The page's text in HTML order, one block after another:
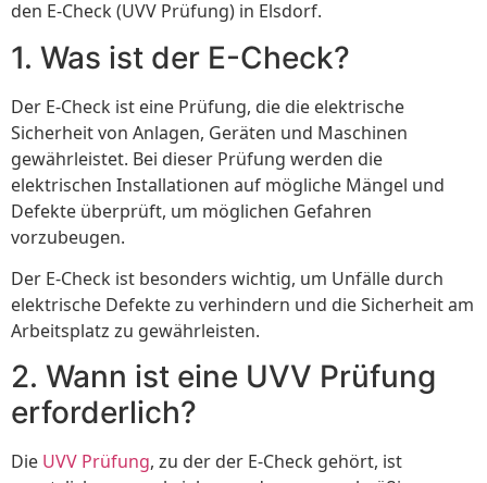
den E-Check (UVV Prüfung) in Elsdorf.
1. Was ist der E-Check?
Der E-Check ist eine Prüfung, die die elektrische
Sicherheit von Anlagen, Geräten und Maschinen
gewährleistet. Bei dieser Prüfung werden die
elektrischen Installationen auf mögliche Mängel und
Defekte überprüft, um möglichen Gefahren
vorzubeugen.
Der E-Check ist besonders wichtig, um Unfälle durch
elektrische Defekte zu verhindern und die Sicherheit am
Arbeitsplatz zu gewährleisten.
2. Wann ist eine UVV Prüfung
erforderlich?
Die UVV Prüfung, zu der der E-Check gehört, ist